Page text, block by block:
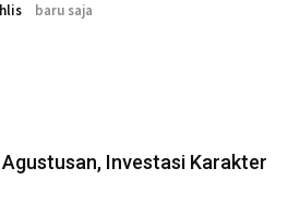
baru saja
Investasi Karakter